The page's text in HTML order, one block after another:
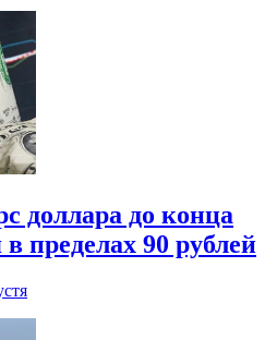
доллара до конца
в пределах 90 рублей